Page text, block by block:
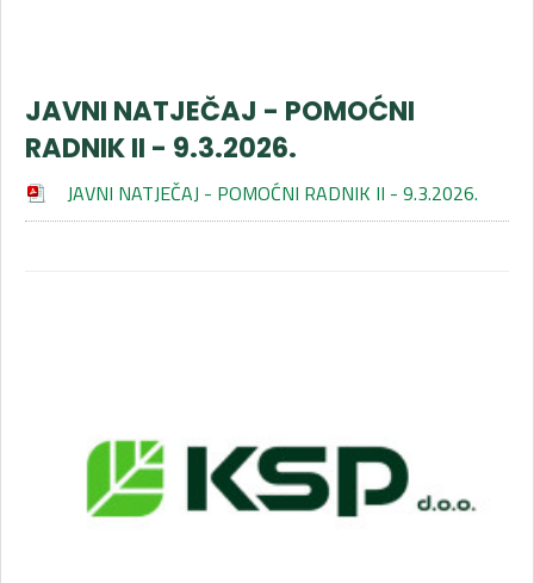
JAVNI NATJEČAJ - POMOĆNI
RADNIK II - 9.3.2026.
JAVNI NATJEČAJ - POMOĆNI RADNIK II - 9.3.2026.